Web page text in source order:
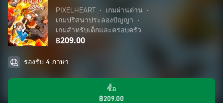
PIXELHEART • เกมผ่านด่าน
•
เกมปริศนาประลองปัญญา
•
เกมสำหรับเด็กและครอบครัว
฿209.00
รองรับ 4 ภาษา
ซื้อ
฿209.00